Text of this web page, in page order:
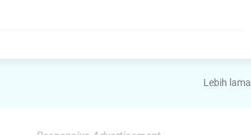
Lebih lama